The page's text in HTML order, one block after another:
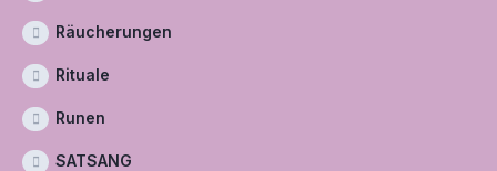
Räucherungen
Rituale
Runen
SATSANG